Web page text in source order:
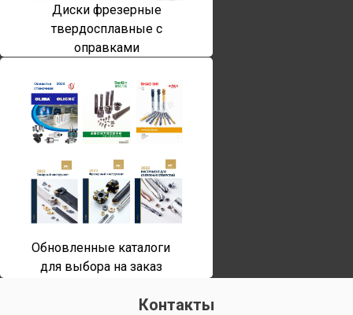
Диски фрезерные
твердосплавные с
оправками
Обновленные каталоги
для выбора на заказ
Контакты